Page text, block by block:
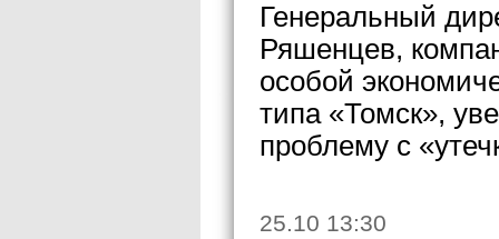
Генеральный
Ряшенцев,
особой
типа «Томск»,
проблему с
25.10 13:30